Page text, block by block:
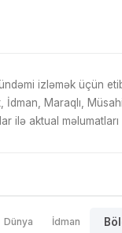
izləmək üçün
Maraqlı,
ilə aktual məlumatları
Dünya İdman